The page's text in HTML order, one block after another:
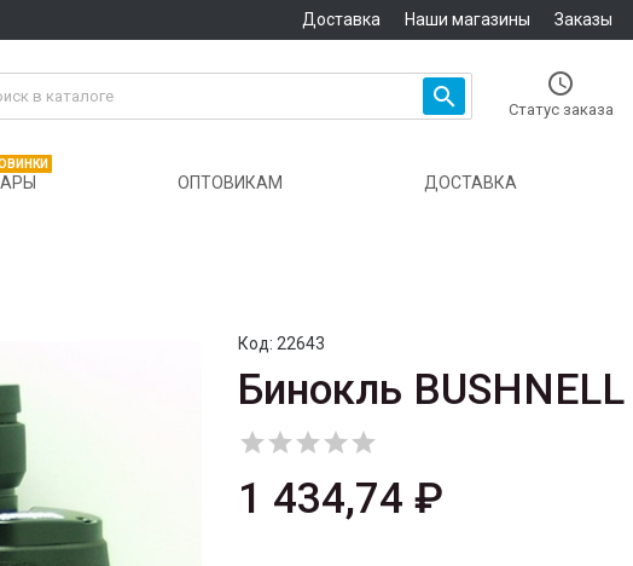
Доставка Наши магазины Заказы
 
Статус заказа
ОПТОВИКАМ ДОСТАВКА
Код: 22643
Бинокль

1 434,74 ₽